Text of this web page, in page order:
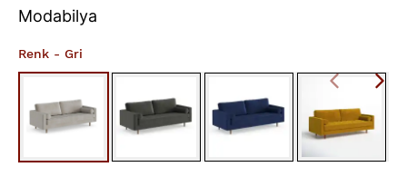
Modabilya
Renk - Gri